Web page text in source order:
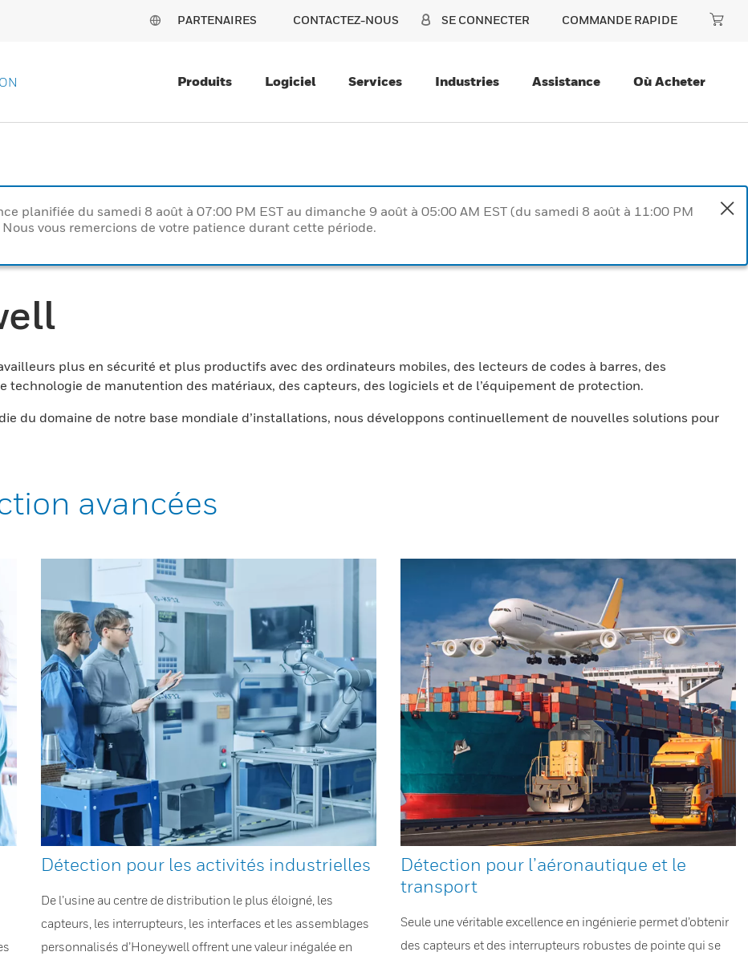
PARTENAIRES CONTACTEZ-NOUS SE CONNECTER COMMANDE RAPIDE
Produits Logiciel Services Industries Assistance Où Acheter
planifiée du samedi 8 août à 07:00 PM EST au dimanche 9 août à 05:00 AM EST (du samedi 8 août à 11:00 PM
vous remercions de votre patience durant cette période.
plus en sécurité et plus productifs avec des ordinateurs mobiles, des lecteurs de codes à barres, des
technologie de manutention des matériaux, des capteurs, des logiciels et de l’équipement de protection.
du domaine de notre base mondiale d’installations, nous développons continuellement de nouvelles solutions pour
avancées
Détection pour les activités industrielles
De l’usine au centre de distribution le plus éloigné, les
capteurs, les interrupteurs, les interfaces et les assemblages
personnalisés d’Honeywell offrent une valeur inégalée en
Détection pour l’aéronautique et le
transport
Seule une véritable excellence en ingénierie permet d’obtenir
des capteurs et des interrupteurs robustes de pointe qui se